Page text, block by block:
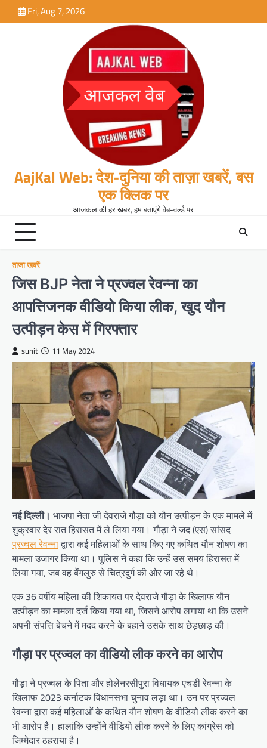
to
Fri, Aug 7, 2026
AajKal Web: देश-दुनिया की ताज़ा खबरें, बस
एक क्लिक पर
आजकल की हर खबर, हम बताएंगे वेब-वर्ल्ड पर
ताजा खबरें
जिस BJP नेता ने प्रज्वल रेवन्ना का
आपत्तिजनक वीडियो किया लीक, खुद यौन
उत्पीड़न केस में गिरफ्तार
sunit 11 May 2024
नई दिल्ली। भाजपा नेता जी देवराजे गौड़ा को यौन उत्पीड़न के एक मामले में
शुक्रवार देर रात हिरासत में ले लिया गया। गौड़ा ने जद (एस) सांसद
प्रज्वल रेवन्नाद्वारा कई महिलाओं के साथ किए गए कथित यौन शोषण का
मामला उजागर किया था। पुलिस ने कहा कि उन्हें उस समय हिरासत में
लिया गया, जब वह बेंगलुरु से चित्रदुर्ग की ओर जा रहे थे।
एक 36 वर्षीय महिला की शिकायत पर देवराजे गौड़ा के खिलाफ यौन
उत्पीड़न का मामला दर्ज किया गया था, जिसने आरोप लगाया था कि उसने
अपनी संपत्ति बेचने में मदद करने के बहाने उसके साथ छेड़छाड़ की।
गौड़ा पर प्रज्वल का वीडियो लीक करने का आरोप
गौड़ा ने प्रज्वल के पिता और होलेनरसीपुरा विधायक एचडी रेवन्ना के
खिलाफ 2023 कर्नाटक विधानसभा चुनाव लड़ा था। उन पर प्रज्वल
रेवन्ना द्वारा कई महिलाओं के कथित यौन शोषण के वीडियो लीक करने का
भी आरोप है। हालांकि उन्होंने वीडियो लीक करने के लिए कांग्रेस को
जिम्मेदार ठहराया है।